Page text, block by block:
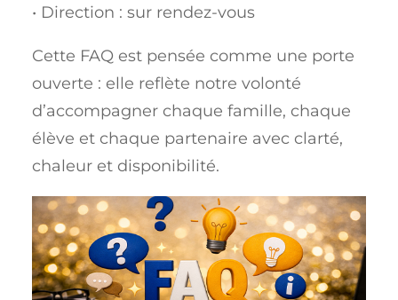
• Direction : sur rendez-vous
Cette FAQ est pensée comme une porte
ouverte : elle reflète notre volonté
d’accompagner chaque famille, chaque
élève et chaque partenaire avec clarté,
chaleur et disponibilité.